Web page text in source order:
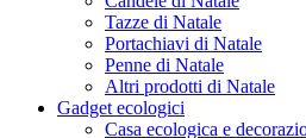
Tazze di Natale
Portachiavi di Natale
Penne di Natale
Altri prodotti di Natale
Gadget ecologici
Casa ecologica e